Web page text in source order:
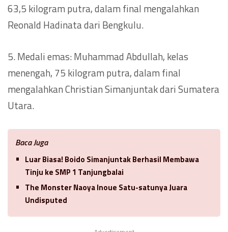
63,5 kilogram putra, dalam final mengalahkan
Reonald Hadinata dari Bengkulu.
5. Medali emas: Muhammad Abdullah, kelas
menengah, 75 kilogram putra, dalam final
mengalahkan Christian Simanjuntak dari Sumatera
Utara.
Baca Juga
Luar Biasa! Boido Simanjuntak Berhasil Membawa
Tinju ke SMP 1 Tanjungbalai
The Monster Naoya Inoue Satu-satunya Juara
Undisputed